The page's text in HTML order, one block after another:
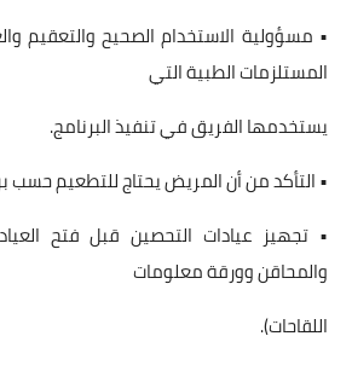
• مسؤولية الاستخدام الصحيح والتعقيم
المستلزمات الطبية التي
يستخدمها الفريق في تنفيذ البرنامج.
• التأكد من أن المريض يحتاج للتطعيم حسب
• تجهيز عيادات التحصين قبل فتح
والمحاقن وورقة معلومات
اللقاحات).